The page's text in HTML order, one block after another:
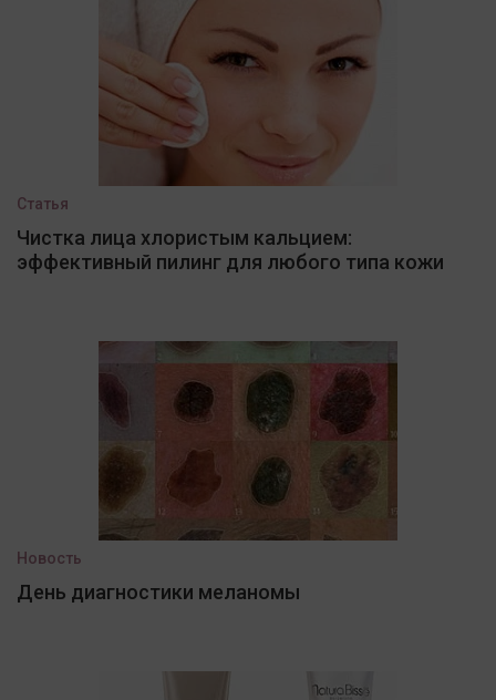
Статья
Чистка лица хлористым кальцием:
эффективный пилинг для любого типа кожи
Новость
День диагностики меланомы